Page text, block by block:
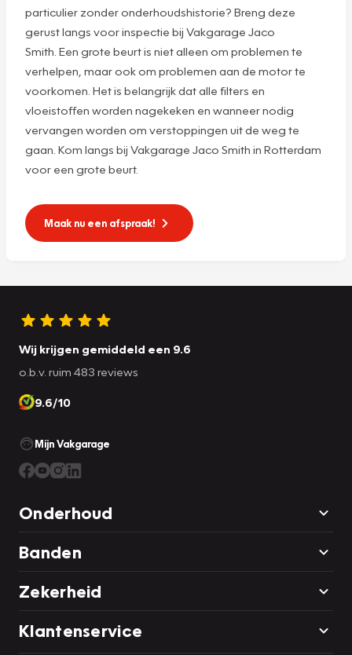
particulier zonder onderhoudshistorie? Breng deze
gerust langs voor inspectie bij Vakgarage Jaco
Smith. Een grote beurt is niet alleen om problemen te
verhelpen, maar ook om problemen aan de motor te
voorkomen. Het is belangrijk dat alle filters en
vloeistoffen worden nagekeken en wanneer nodig
vervangen worden om verstoppingen uit de weg te
gaan. Kom langs bij Vakgarage Jaco Smith in Rotterdam
voor een grote beurt.
Maak nu een afspraak!
Wij krijgen gemiddeld een 9.6
o.b.v. ruim 483 reviews
9.6/10
Mijn Vakgarage
Onderhoud
Banden
Zekerheid
Klantenservice